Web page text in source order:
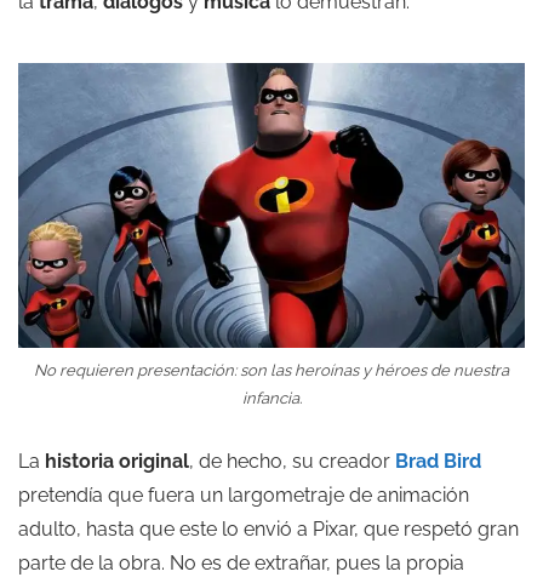
No requieren presentación: son las heroínas y héroes de nuestra
infancia.
La historia original, de hecho, su creador Brad Bird
pretendía que fuera un largometraje de animación
adulto, hasta que este lo envió a Pixar, que respetó gran
parte de la obra. No es de extrañar, pues la propia